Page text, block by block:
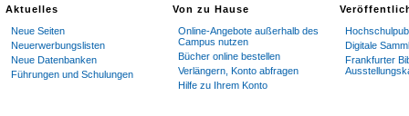
Aktuelles
Neue Seiten
Neuerwerbungslisten
Neue Datenbanken
Führungen und Schulungen
Von zu Hause
Online-Angebote außerhalb des
Campus nutzen
Bücher online bestellen
Verlängern, Konto abfragen
Hilfe zu Ihrem Konto
Digitale
Frankfurter